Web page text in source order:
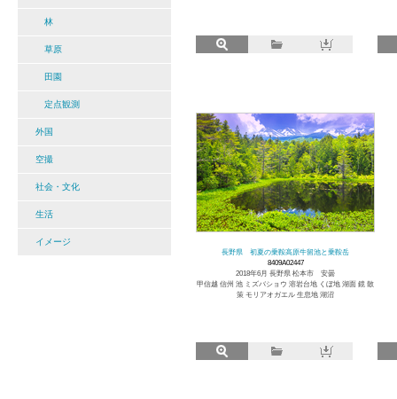
林
草原
田園
定点観測
外国
空撮
社会・文化
生活
イメージ
長野県 初夏の乗鞍高原牛留池と乗鞍岳
8409A02447
2018年6月 長野県 松本市 安曇
甲信越 信州 池 ミズバショウ 溶岩台地 くぼ地 湖面 鏡 散
策 モリアオガエル 生息地 湖沼